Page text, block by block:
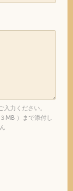
力ください。
MB ）まで添付し